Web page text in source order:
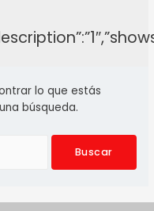
lo que estás
búsqueda.